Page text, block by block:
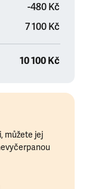
-480 Kč
7 100 Kč
10 100 Kč
můžete jej